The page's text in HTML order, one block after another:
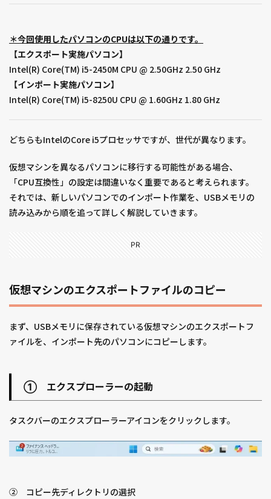
＊今回使用したパソコンのCPUは以下の通りです。
【エクスポート実施パソコン】
Intel(R) Core(TM) i5-2450M CPU @ 2.50GHz 2.50 GHz
【インポート実施パソコン】
Intel(R) Core(TM) i5-8250U CPU @ 1.60GHz 1.80 GHz
どちらもIntelのCore i5プロセッサですが、世代が異なります。
仮想マシンを異なるパソコンに移行する可能性がある場合、
「CPU互換性」の設定は間違いなく重要であると考えられます。
それでは、新しいパソコンでのインポート作業を、USBメモリの
読み込みから順を追って詳しく解説していきます。
PR
仮想マシンのエクスポートファイルのコピー
まず、USBメモリに保存されている仮想マシンのエクスポートフ
ァイルを、インポート先のパソコンにコピーします。
① エクスプローラーの起動
タスクバーのエクスプローラーアイコンをクリックします。
② コピー先ディレクトリの選択